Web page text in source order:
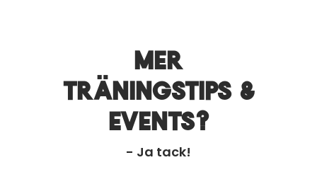
Mer
träningstips &
events?
- Ja tack!